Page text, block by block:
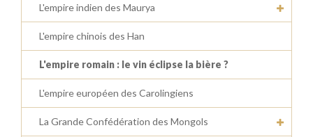
L'empire indien des Maurya
L'empire chinois des Han
L'empire romain : le vin éclipse la bière ?
L'empire européen des Carolingiens
La Grande Confédération des Mongols